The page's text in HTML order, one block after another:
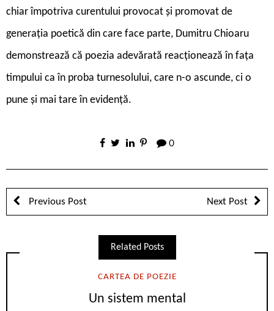
chiar împotriva curentului provocat și promovat de
generația poetică din care face parte, Dumitru Chioaru
demonstrează că poezia adevărată reacționează în fața
timpului ca în proba turnesolului, care n-o ascunde, ci o
pune și mai tare în evidență.
0
Previous Post Next Post
Related Posts
CARTEA DE POEZIE
Un sistem mental